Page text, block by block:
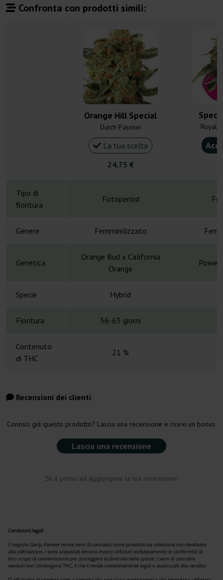
Confronta con prodotti simili:
Orange Hill Special
Dutch Passion
La tua scelta
24,75 €
Royal
Tipo di
fioritura
Fotoperiod
Genere Femminilizzato
Genetica
Orange Bud x California
Orange
Power
Specie Hybrid
Fioritura 56-63 giorni
Contenuto
di THC
21 %
Recensioni dei clienti
Conosci già questo prodotto? Lascia una recensione e ricevi un bonus.
Lascia una recensione
Sii il primo ad aggiungere la tua recensione!